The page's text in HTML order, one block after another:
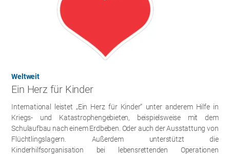
Weltweit
Ein Herz für Kinder
International leistet „Ein Herz für Kinder“ unter anderem Hilfe in
Kriegs- und Katastrophengebieten, beispielsweise mit dem
Schulaufbau nach einem Erdbeben. Oder auch der Ausstattung von
Flüchtlingslagern. Außerdem unterstützt die
Kinderhilfsorganisation bei lebensrettenden Operationen